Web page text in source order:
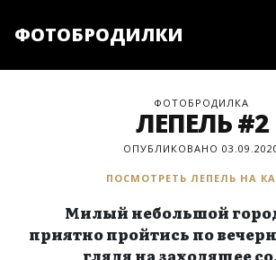
ФОТОБРОДИЛКИ
ФОТОБРОДИЛКА
ЛЕПЕЛЬ #2
ОПУБЛИКОВАНО
ПОСМОТРЕТЬ ЛЕПЕЛЬ НА
Милый небольшой
приятно пройтись по
глядя на заходящее